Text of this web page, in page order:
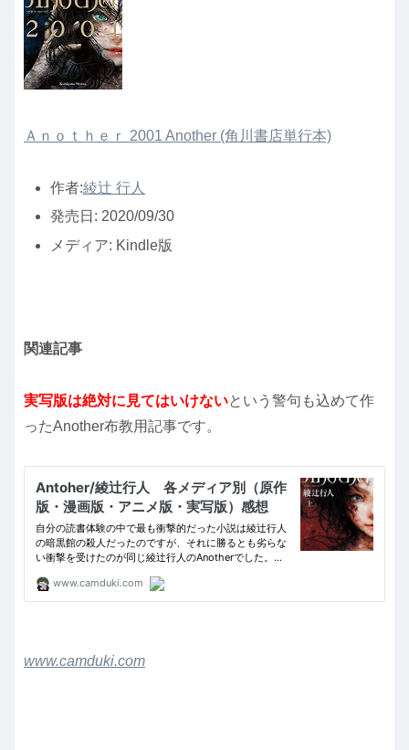
Ａｎｏｔｈｅｒ 2001 Another (角川書店単行本)
作者:綾辻 行人
発売日: 2020/09/30
メディア: Kindle版
関連記事
実写版は絶対に見てはいけないという警句も込めて作
ったAnother布教用記事です。
www.camduki.com